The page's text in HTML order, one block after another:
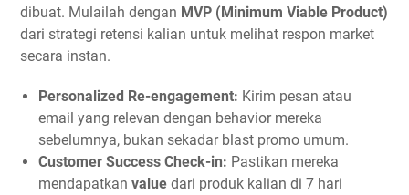
dibuat. Mulailah dengan MVP (Minimum Viable Product)
dari strategi retensi kalian untuk melihat respon market
secara instan.
Personalized Re-engagement: Kirim pesan atau
email yang relevan dengan behavior mereka
sebelumnya, bukan sekadar blast promo umum.
Customer Success Check-in: Pastikan mereka
mendapatkan value dari produk kalian di 7 hari